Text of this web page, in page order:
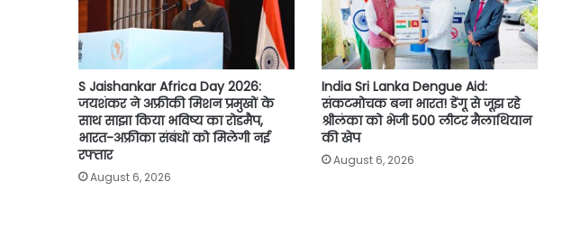
S Jaishankar Africa Day 2026:
जयशंकर ने अफ्रीकी मिशन प्रमुखों के
साथ साझा किया भविष्य का रोडमैप,
भारत-अफ्रीका संबंधों को मिलेगी नई
रफ्तार
August 6, 2026
India Sri Lanka Dengue Aid:
संकटमोचक बना भारत! डेंगू से जूझ रहे
श्रीलंका को भेजी 500 लीटर मैलाथियान
की खेप
August 6, 2026